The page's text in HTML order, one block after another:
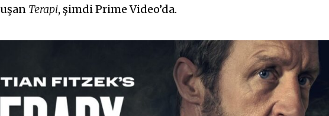
Terapi, şimdi Prime Video’da.